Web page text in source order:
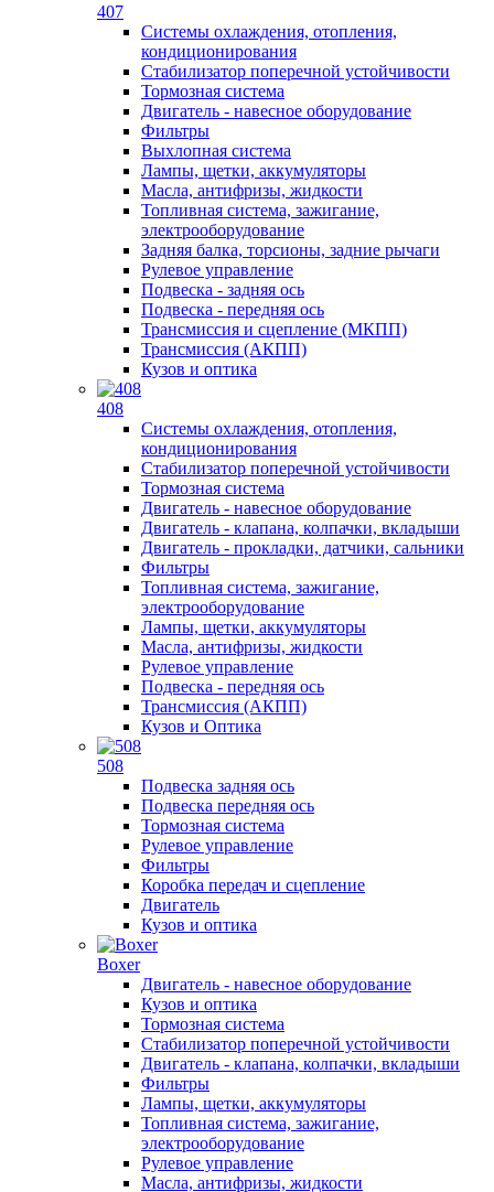
407
Системы охлаждения, отопления,
кондиционирования
Стабилизатор поперечной устойчивости
Тормозная система
Двигатель - навесное оборудование
Фильтры
Выхлопная система
Лампы, щетки, аккумуляторы
Масла, антифризы, жидкости
Топливная система, зажигание,
электрооборудование
Задняя балка, торсионы, задние рычаги
Рулевое управление
Подвеска - задняя ось
Подвеска - передняя ось
Трансмиссия и сцепление (МКПП)
Трансмиссия (АКПП)
Кузов и оптика
408
Системы охлаждения, отопления,
кондиционирования
Стабилизатор поперечной устойчивости
Тормозная система
Двигатель - навесное оборудование
Двигатель - клапана, колпачки, вкладыши
Двигатель - прокладки, датчики, сальники
Фильтры
Топливная система, зажигание,
электрооборудование
Лампы, щетки, аккумуляторы
Масла, антифризы, жидкости
Рулевое управление
Подвеска - передняя ось
Трансмиссия (АКПП)
Кузов и Оптика
508
Подвеска задняя ось
Подвеска передняя ось
Тормозная система
Рулевое управление
Фильтры
Коробка передач и сцепление
Двигатель
Кузов и оптика
Boxer
Двигатель - навесное оборудование
Кузов и оптика
Тормозная система
Стабилизатор поперечной устойчивости
Двигатель - клапана, колпачки, вкладыши
Фильтры
Лампы, щетки, аккумуляторы
Топливная система, зажигание,
электрооборудование
Рулевое управление
Масла, антифризы, жидкости